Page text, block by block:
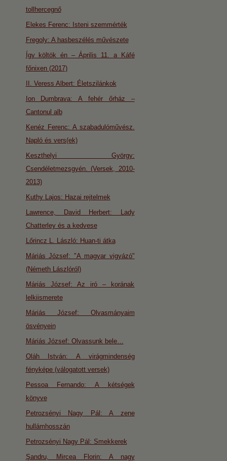
tollhercegnő
Elekes Ferenc: Isteni szemmérték
Fregoly: A hasbeszélés művészete
Így költök én – Április 11. a Káfé
főnixen (2017)
II. Veress Albert: Életszilánkok
Ion Dumbrava: A fehér őrház –
Cantonul alb
Kenéz Ferenc: A szabadulóművész.
Napló és vers(ek)
Keszthelyi György:
Csendéletmezsgyén. (Versek, 2010-
2013)
Kuthy Lajos: Hazai rejtelmek
Lawrence, David Herbert: Lady
Chatterley és a kedvese
Lőrincz L. László: Huan-ti átka
Máriás József: "A magyar vigyázó"
(Németh Lászlóról)
Máriás József: Az iró – korának
lelkiismerete
Máriás József: Olvasmányaim
ösvényein
Máriás József: Olvassunk bele…
Oláh István: A virágmindenség
fényképe (válogatott versek)
Pessoa Fernando: A kétségek
könyve
Petrozsényi Nagy Pál: A zene
hullámhosszán
Petrozsényi Nagy Pál: Smekkerek
Şandru, Mircea Florin: A nagy